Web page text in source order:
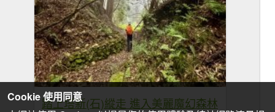
踏上塔新(石)縱走 進入美麗魔幻森林
Cookie 使用同意